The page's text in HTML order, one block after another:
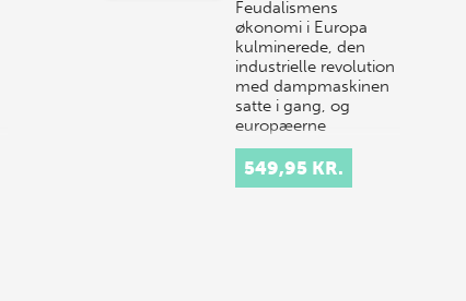
Feudalismens
økonomi i Europa
kulminerede, den
industrielle revolution
med dampmaskinen
satte i gang, og
europæerne
systematiserede
global arbejdsdeli…
549,95 KR.